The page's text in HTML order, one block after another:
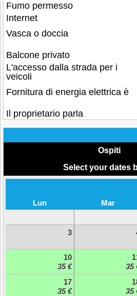
Fumo permesso
Internet
Vasca o doccia
Balcone privato
L'accesso dalla strada per i
veicoli
Fornitura di energia elettrica è
Il proprietario parla
Ospiti
Select your dates
Lun Mar
3
10
35 €
35
17
35 €
35